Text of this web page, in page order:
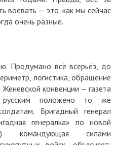
воевать — это, как мы сейчас
очень разные.
Продумано всё всерьёз, до
логистика, обращение
конвенции — газета
положено то же
Бригадный генерал
генералка» по новой
командующая силами